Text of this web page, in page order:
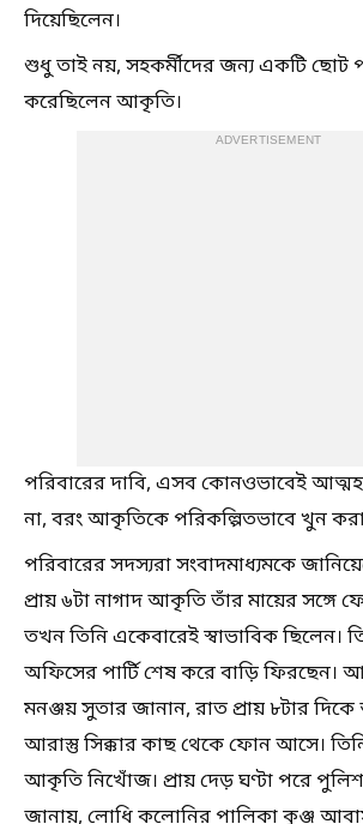
দিয়েছিলেন।
শুধু তাই নয়, সহকর্মীদের জন্য একটি ছোট
করেছিলেন আকৃতি।
ADVERTISEMENT
পরিবারের দাবি, এসব কোনওভাবেই
না, বরং আকৃতিকে পরিকল্পিতভাবে খুন করা
পরিবারের সদস্যরা সংবাদমাধ্যমকে
প্রায় ৬টা নাগাদ আকৃতি তাঁর মায়ের সঙ্গে
তখন তিনি একেবারেই স্বাভাবিক ছিলেন।
অফিসের পার্টি শেষ করে বাড়ি ফিরছেন।
মনঞ্জয় সুতার জানান, রাত প্রায় ৮টার
আরাস্তু সিক্কার কাছ থেকে ফোন আসে।
আকৃতি নিখোঁজ। প্রায় দেড় ঘণ্টা পরে
জানায়, লোধি কলোনির পালিকা কুঞ্জ